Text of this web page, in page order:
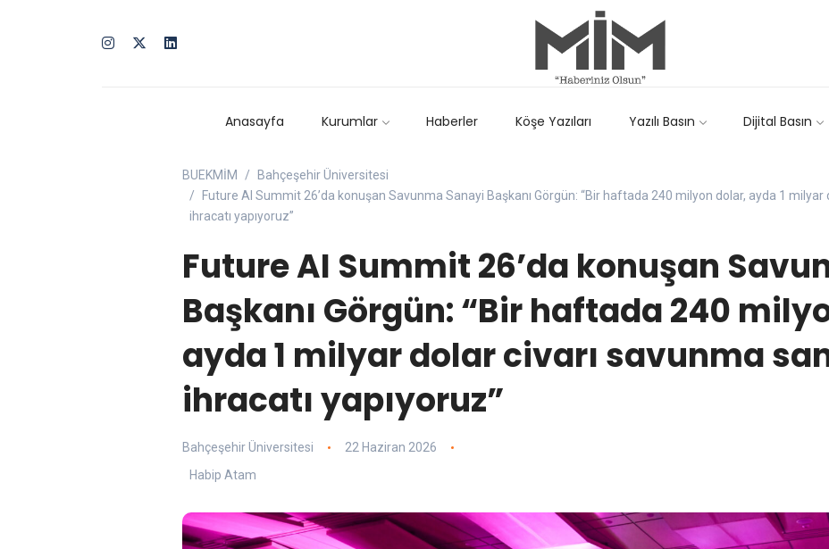
Anasayfa Kurumlar Haberler Köşe Yazıları Yazılı Basın Dijital Basın
BUEKMİM
Bahçeşehir Üniversitesi
Future AI Summit 26’da konuşan Savunma Sanayi Başkanı Görgün: “Bir haftada 240 milyon dolar, ayda 1 milyar
ihracatı yapıyoruz”
Future AI Summit 26’da konuşan
Başkanı Görgün: “Bir haftada 240
ayda 1 milyar dolar civarı savunma
ihracatı yapıyoruz”
Bahçeşehir Üniversitesi
22 Haziran 2026
Habip Atam